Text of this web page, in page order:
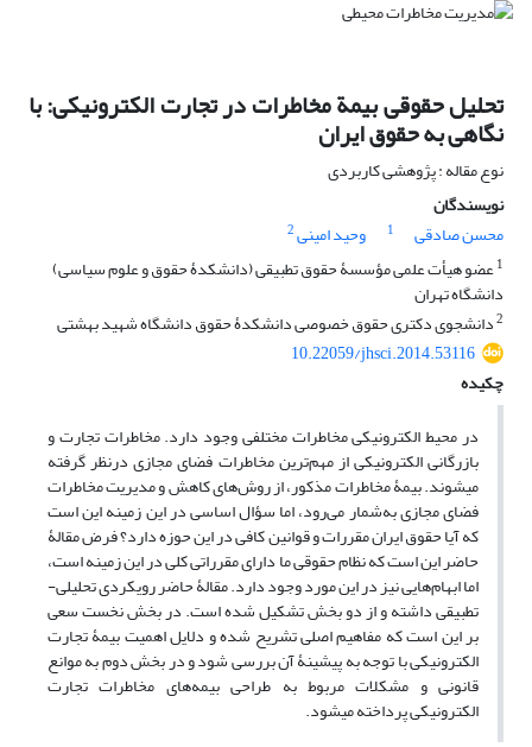
تحلیل حقوقی بیمة مخاطرات در تجارت الکترونیکی: با
نگاهی به حقوق ایران
نوع مقاله : پژوهشی کاربردی
نویسندگان
محسن صادقی
1 وحید امینی2
1عضو هیأت علمی مؤسسۀ حقوق تطبیقی (دانشکدۀ حقوق و علوم سیاسی)
دانشگاه تهران
2دانشجوی دکتری حقوق خصوصی دانشکدۀ حقوق دانشگاه شهید بهشتی
10.22059/jhsci.2014.53116
چکیده
در محیط الکترونیکی مخاطرات مختلفی وجود دارد. مخاطرات تجارت و
بازرگانی الکترونیکی از مهم‌ترین مخاطرات فضای مجازی در‌نظر گرفته
می­شوند. بیمۀ مخاطرات مذکور، از روش‌های کاهش و مدیریت مخاطرات
فضای مجازی به‌شمار می‌رود، اما سؤال اساسی در این زمینه این است
که آیا حقوق ایران مقررات و قوانین کافی در این حوزه دارد؟ فرض مقالۀ
حاضر این است که نظام حقوقی ما دارای مقرراتی کلی در این زمینه است،
اما ابهام‌هایی نیز در این مورد وجود دارد. مقالۀ حاضر رویکردی تحلیلی-
تطبیقی داشته و از دو بخش تشکیل شده است. در بخش نخست سعی
بر این است که مفاهیم اصلی تشریح شده و دلایل اهمیت بیمۀ تجارت
الکترونیکی با توجه به پیشینۀ آن بررسی شود و در بخش دوم به موانع
قانونی و مشکلات مربوط به طراحی بیمه‌های مخاطرات تجارت
الکترونیکی پرداخته می­شود.